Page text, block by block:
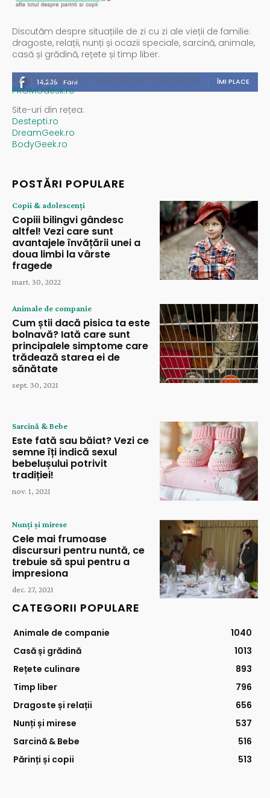
Discutăm despre situațiile de zi cu zi ale vieții de familie:
dragoste, relații, nunți și ocazii speciale, sarcină, animale,
casă și grădină, rețete și timp liber.
14,235 Fani ÎMI PLACE
Spații publicitare / reclamă administrată de
PROMOdesk.ro
Site-uri din rețea:
Destepti.ro
DreamGeek.ro
BodyGeek.ro
POSTĂRI POPULARE
Copii & adolescenți
Copiii bilingvi gândesc
altfel! Vezi care sunt
avantajele învățării unei a
doua limbi la vârste
fragede
mart. 30, 2022
Animale de companie
Cum știi dacă pisica ta este
bolnavă? Iată care sunt
principalele simptome care
trădează starea ei de
sănătate
sept. 30, 2021
Sarcină & Bebe
Este fată sau băiat? Vezi ce
semne îți indică sexul
bebelușului potrivit
tradiției!
nov. 1, 2021
Nunți și mirese
Cele mai frumoase
discursuri pentru nuntă, ce
trebuie să spui pentru a
impresiona
dec. 27, 2021
CATEGORII POPULARE
Animale de companie
1040
Casă și grădină
1013
Rețete culinare
893
Timp liber
796
Dragoste și relații
656
Nunți și mirese
537
Sarcină & Bebe
516
Părinți și copii
513